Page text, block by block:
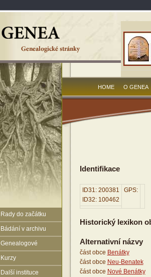
Rady do začátku
Bádání v archivu
Genealogové
Kurzy
Další instituce
HOME O GENEA
Identifikace
ID31: 200381
ID32: 100462
GPS:
Historický lexikon
Alternativní názvy
část obce Benátky
část obce Neu-Benatek
část obce Nové Benátky